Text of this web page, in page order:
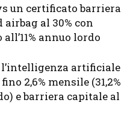
un certificato barriera
airbag al 30% con
annuo lordo
l’intelligenza artificiale
2,6% mensile (31,2%
e barriera capitale al